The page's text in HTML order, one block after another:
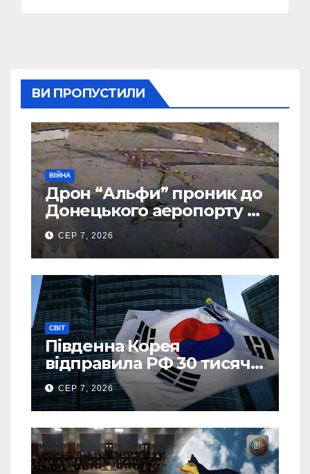
ВИ ПРОПУСТИЛИ
ВІЙНА
Дрон “Альфи” проник до
Донецького аеропорту та
спалив “Шахед” ще до
запуску
СЕР 7, 2026
СВІТ
Південна Корея
відправила РФ 30 тисяч
тонн авіапалива
СЕР 7, 2026